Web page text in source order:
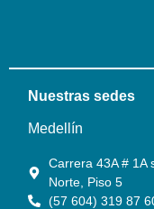
Nuestras sedes
Medellín
Carrera 43A # 1A
Norte, Piso 5
(57 604) 319 87